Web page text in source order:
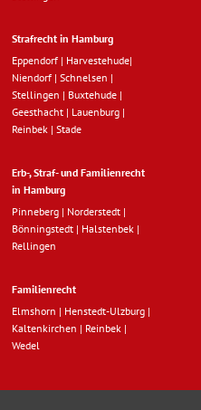
Strafrecht in Hamburg
Eppendorf | Harvestehude|
Niendorf | Schnelsen |
Stellingen | Buxtehude |
Geesthacht | Lauenburg |
Reinbek | Stade
Erb-, Straf- und Familienrecht
in Hamburg
Pinneberg | Norderstedt |
Bönningstedt | Halstenbek |
Rellingen
Familienrecht
Elmshorn | Henstedt-Ulzburg |
Kaltenkirchen | Reinbek |
Wedel